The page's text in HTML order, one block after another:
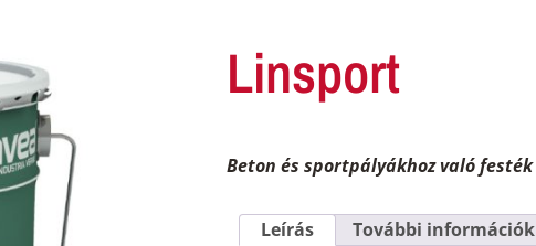
Linsport
Beton és sportpályákhoz való festék
Leírás
További információk